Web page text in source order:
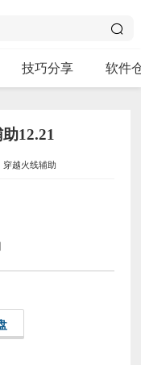
技巧分享 软件
12.21
穿越火线辅助